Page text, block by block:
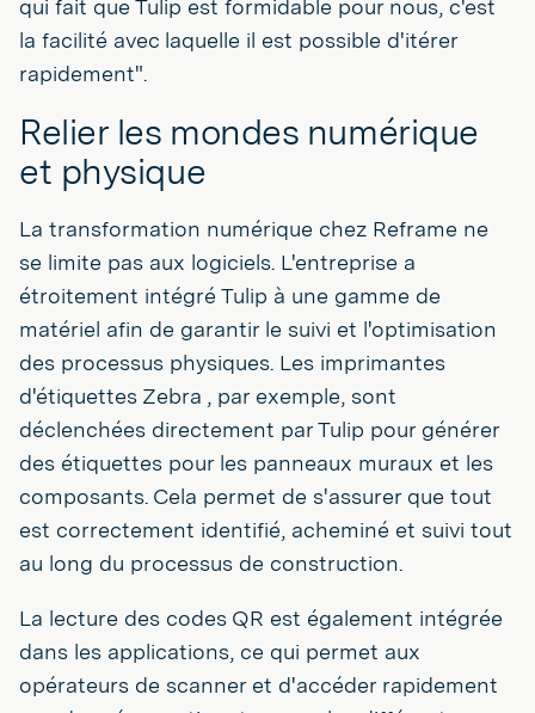
qui fait que Tulip est formidable pour nous, c'est
la facilité avec laquelle il est possible d'itérer
rapidement".
Relier les mondes numérique
et physique
La transformation numérique chez Reframe ne
se limite pas aux logiciels. L'entreprise a
étroitement intégré Tulip à une gamme de
matériel afin de garantir le suivi et l'optimisation
des processus physiques. Les imprimantes
d'étiquettes Zebra , par exemple, sont
déclenchées directement par Tulip pour générer
des étiquettes pour les panneaux muraux et les
composants. Cela permet de s'assurer que tout
est correctement identifié, acheminé et suivi tout
au long du processus de construction.
La lecture des codes QR est également intégrée
dans les applications, ce qui permet aux
opérateurs de scanner et d'accéder rapidement